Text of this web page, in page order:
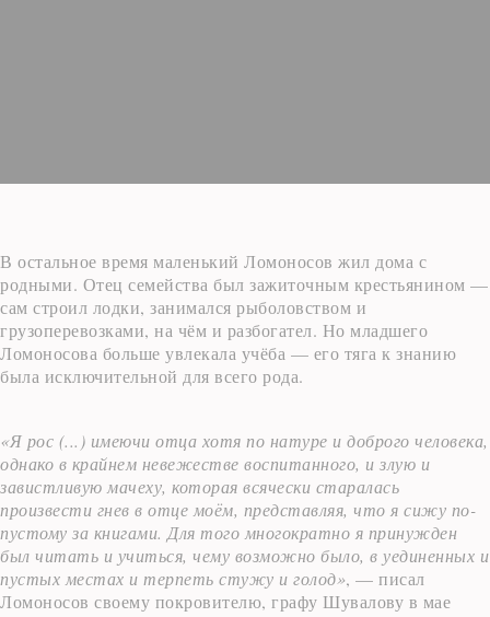
В остальное время маленький Ломоносов жил дома с
родными. Отец семейства был зажиточным крестьянином —
сам строил лодки, занимался рыболовством и
грузоперевозками, на чём и разбогател. Но младшего
Ломоносова больше увлекала учёба — его тяга к знанию
была исключительной для всего рода.
«Я рос (...) имеючи отца хотя по натуре и доброго человека,
однако в крайнем невежестве воспитанного, и злую и
завистливую мачеху, которая всячески старалась
произвести гнев в отце моём, представляя, что я сижу по-
пустому за книгами. Для того многократно я принужден
был читать и учиться, чему возможно было, в уединенных и
пустых местах и терпеть стужу и голод», — писал
Ломоносов своему покровителю, графу Шувалову в мае